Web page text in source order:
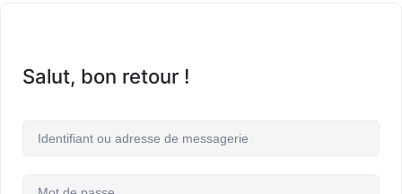
Salut, bon retour !